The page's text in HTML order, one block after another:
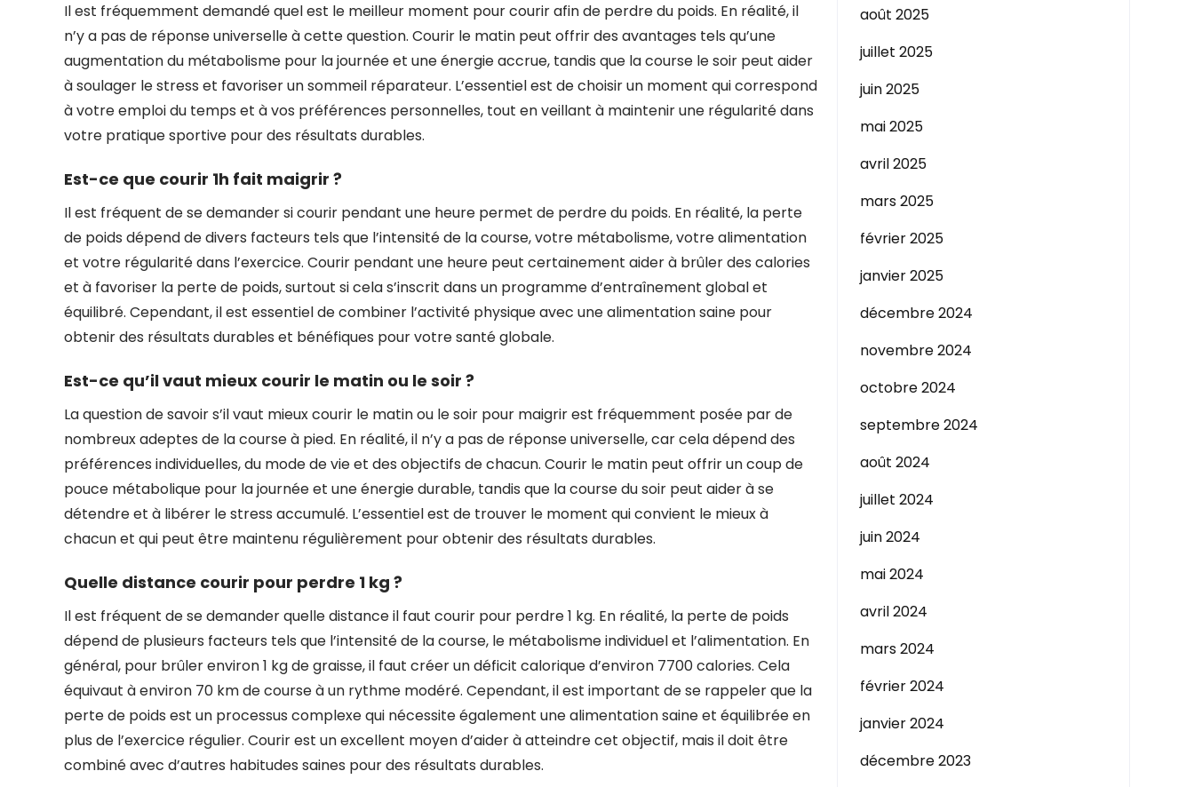
Il est fréquemment demandé quel est le meilleur moment pour courir afin de perdre du poids. En réalité, il
n’y a pas de réponse universelle à cette question. Courir le matin peut offrir des avantages tels qu’une
augmentation du métabolisme pour la journée et une énergie accrue, tandis que la course le soir peut aider
à soulager le stress et favoriser un sommeil réparateur. L’essentiel est de choisir un moment qui correspond
à votre emploi du temps et à vos préférences personnelles, tout en veillant à maintenir une régularité dans
votre pratique sportive pour des résultats durables.
Est-ce que courir 1h fait maigrir ?
Il est fréquent de se demander si courir pendant une heure permet de perdre du poids. En réalité, la perte
de poids dépend de divers facteurs tels que l’intensité de la course, votre métabolisme, votre alimentation
et votre régularité dans l’exercice. Courir pendant une heure peut certainement aider à brûler des calories
et à favoriser la perte de poids, surtout si cela s’inscrit dans un programme d’entraînement global et
équilibré. Cependant, il est essentiel de combiner l’activité physique avec une alimentation saine pour
obtenir des résultats durables et bénéfiques pour votre santé globale.
Est-ce qu’il vaut mieux courir le matin ou le soir ?
La question de savoir s’il vaut mieux courir le matin ou le soir pour maigrir est fréquemment posée par de
nombreux adeptes de la course à pied. En réalité, il n’y a pas de réponse universelle, car cela dépend des
préférences individuelles, du mode de vie et des objectifs de chacun. Courir le matin peut offrir un coup de
pouce métabolique pour la journée et une énergie durable, tandis que la course du soir peut aider à se
détendre et à libérer le stress accumulé. L’essentiel est de trouver le moment qui convient le mieux à
chacun et qui peut être maintenu régulièrement pour obtenir des résultats durables.
Quelle distance courir pour perdre 1 kg ?
Il est fréquent de se demander quelle distance il faut courir pour perdre 1 kg. En réalité, la perte de poids
dépend de plusieurs facteurs tels que l’intensité de la course, le métabolisme individuel et l’alimentation. En
général, pour brûler environ 1 kg de graisse, il faut créer un déficit calorique d’environ 7700 calories. Cela
équivaut à environ 70 km de course à un rythme modéré. Cependant, il est important de se rappeler que la
perte de poids est un processus complexe qui nécessite également une alimentation saine et équilibrée en
plus de l’exercice régulier. Courir est un excellent moyen d’aider à atteindre cet objectif, mais il doit être
combiné avec d’autres habitudes saines pour des résultats durables.
août 2025
juillet 2025
juin 2025
mai 2025
avril 2025
mars 2025
février 2025
janvier 2025
décembre 2024
novembre 2024
octobre 2024
septembre 2024
août 2024
juillet 2024
juin 2024
mai 2024
avril 2024
mars 2024
février 2024
janvier 2024
décembre 2023